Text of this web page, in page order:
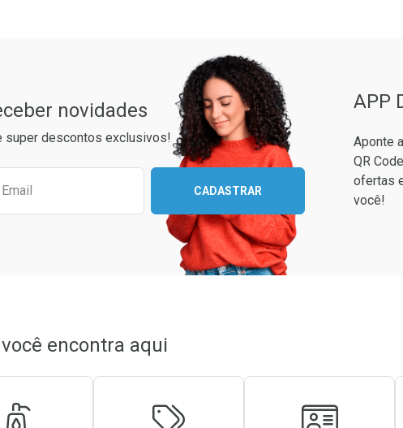
novidades
super descontos exclusivos!
abaixo para receber as melhores ofertas:
Email CADASTRAR
APP
Aponte
QR
ofertas
você!
encontra aqui